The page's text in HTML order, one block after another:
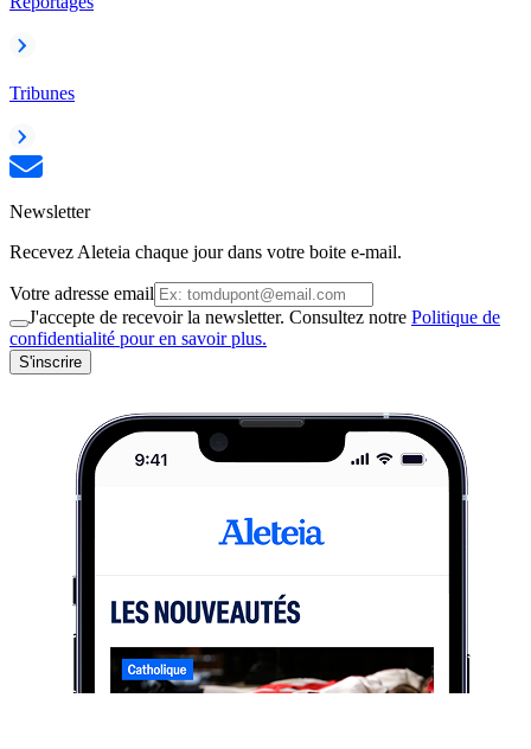
Tribunes
Newsletter
Recevez Aleteia chaque jour dans votre boite e-mail.
Votre adresse email
J'accepte de recevoir la newsletter. Consultez notre Politique de
confidentialité pour en savoir plus.
S'inscrire